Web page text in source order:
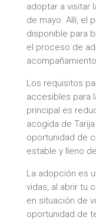
adoptar a visitar
de mayo. Allí, el
disponible para
el proceso de
Los requisitos
accesibles para
principal es
acogida de
oportunidad de
estable y lleno
La adopción es
vidas, al abrir tu
en situación de
oportunidad de